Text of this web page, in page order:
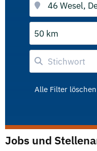
50 km
Alle Filter löschen
Jobs und